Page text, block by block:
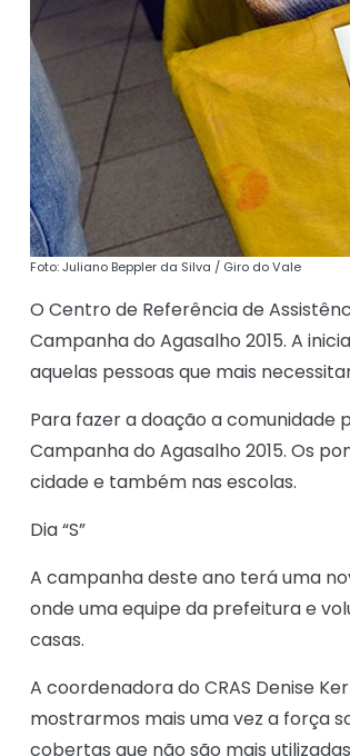
Foto: Juliano Beppler da Silva / Giro do Vale
O Centro de Referência de
Campanha do Agasalho 2015. A
aquelas pessoas que mais
Para fazer a doação a
Campanha do Agasalho 2015. Os
cidade e também nas escolas.
Dia “S”
A campanha deste ano terá uma
onde uma equipe da prefeitura e
casas.
A coordenadora do CRAS Denise
mostrarmos mais uma vez a força
cobertas que não são mais